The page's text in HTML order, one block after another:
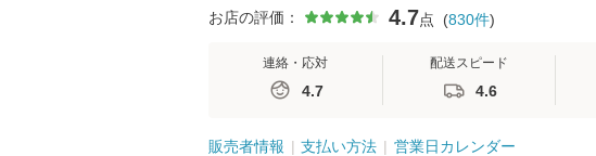
お店の評価： 4.7点 (830件)
連絡・応対
4.7
配送スピード
4.6
販売者情報 支払い方法 営業日カレンダー